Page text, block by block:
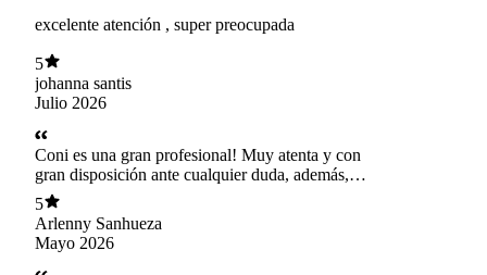
excelente atención , super preocupada
5
johanna santis
Julio 2026
Coni es una gran profesional! Muy atenta y con
gran disposición ante cualquier duda, además,
siempre entrega datos muy interesantes y
actualizados para mejorar nuestra salud. Sus
clases de yoga son aptas para todos y la energía
que transmite es de mucha calma.
5
Arlenny Sanhueza
Mayo 2026